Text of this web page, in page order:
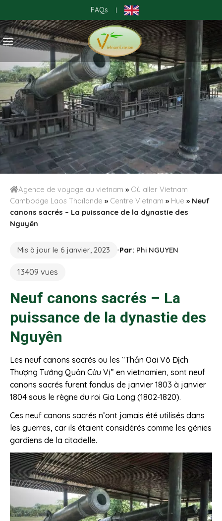
to
content
FAQs |
Agence de voyage au vietnam » Où aller Vietnam
Cambodge Laos Thaïlande » Centre Vietnam » Hue » Neuf
canons sacrés – La puissance de la dynastie des
Nguyên
Mis à jour le 6 janvier, 2023 Par: Phi NGUYEN
13409 vues
Neuf canons sacrés – La
puissance de la dynastie des
Nguyên
Les neuf canons sacrés ou les “Thần Oai Vô Địch
Thượng Tướng Quân Cửu Vị” en vietnamien, sont neuf
canons sacrés furent fondus de janvier 1803 à janvier
1804 sous le règne du roi Gia Long (1802-1820).
Ces neuf canons sacrés n’ont jamais été utilisés dans
les guerres, car ils étaient considérés comme les génies
gardiens de la citadelle.